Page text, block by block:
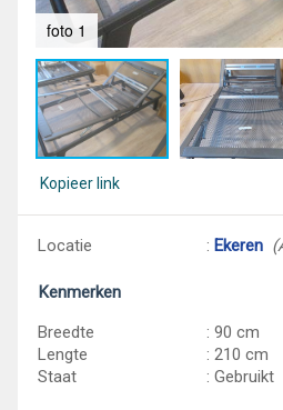
foto 1
Kopieer link
Locatie : Ekeren
Kenmerken
Breedte
: 90 cm
Lengte
: 210 cm
Staat
: Gebruikt